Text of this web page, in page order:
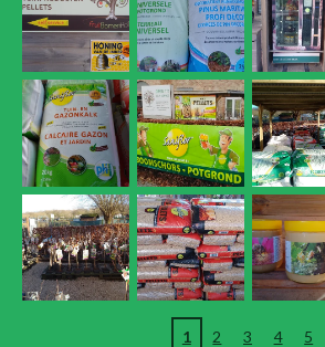
1 2 3 4 5